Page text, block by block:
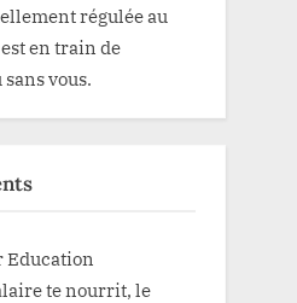
régulée au
en train de
vous.
Education
te nourrit, le